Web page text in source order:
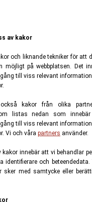
av kakor
och liknande tekniker för att
möjligt på webbplatsen. Det
till viss relevant
kakor från olika
listas nedan som
till viss relevant
Vi och våra partners använder.
kakor innebär att vi behandlar
identifierare och
sker med samtycke eller